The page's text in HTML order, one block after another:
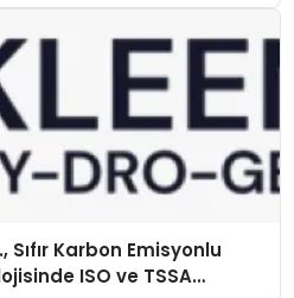
Karbon Emisyonlu
ISO ve TSSA